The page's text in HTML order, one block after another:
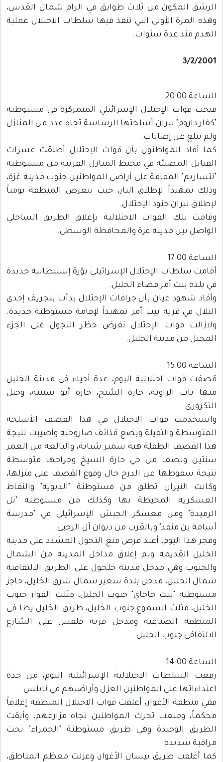
الرشق المكون من ثلاث طوابق في الرام شمال القدس،
وهذه المرة الأولى التي تنفذ فيها سلطات الاحتلال عملية
الهدم منذ عدة سنوات.
3/2/2001
الساعة 20:00
فتحت قوات الإحتلال الإسرائيلي المتمركزة في مستوطنة
"كفار داروم" نيران أسلحتها الرشاشة تجاه عدد من المنازل
ولم يبلغ عن إصابات.
كما أفاد المواطنون بأن قوات الإحتلال أطلقت عشرات
القنابل المضيئة في محيط المنازل القريبة من مستوطنة
"نتساريم" المقامة على أراضي المواطنين جنوب مدينة غزة،
وذلك تمهيداً لإطلاق النار، حيث تتعرض المنطقة يومياً
لإطلاق نيران جنود الإحتلال.
وقامت تلك القوات الاحتلالية بإغلاق الطريق الساحلي
الواصل بين مدينة غزة والمحافظة الوسطى.
الساعة 17:00
أقامت سلطات الإحتلال الإسرائيلي بؤرة إستيطانية جديدة
في بلدة بيت أمر قضاء الخليل.
وأفاد شهود عيان بأن جرافات الإحتلال بدأت بتجريف إحدى
التلال في قرية بيت أمر تمهيداً لإقامة مستوطنة جديدة.
ولازالت قوات الإحتلال تفرض حظر التجول على الجزء
المحتل من مدينة الخليل.
الساعة 15:00
قصفت قوات احتلالية اليوم، عدة أحياء في مدينة الخليل
منها باب الزاوية، حارة الشيخ، حارة أبو سنينة، وجبل
التكروري.
واستخدمت قوات الاحتلال في هذا القصف الأسلحة
المتوسطة والثقيلة وبضع قذائف صاروخية وأصيبت نتيجة
هذا القصف الطفلة هبة سمير شبانة، والبالغة من العمر
سنتين ونصف من حي حارة الشيخ وجراحها متوسطة
نتيجة سقوطها عن الدرج حال وقوع القصف على منزلها،
وكانت النيران تطلق من مستوطنة "الدبوية" والنقاط
العسكرية المحيطة بها وكذلك من مستوطنة "تل
الرميدة" ومن معسكر الجيش الإسرائيلي في "مدرسة
أسامة بن منقذ" وبالقرب من ديوان آل الرجبي.
وفجر هذا اليوم، أعيد فرض منع التجول المشدد على مدينة
الخليل القديمة وتم إغلاق مداخل المدينة من الشمال
والجنوب وهي مدخل مدينة حلحول على الطريق الالتفافية
شمال الخليل، مدخل بلدة سعير شمال شرق الخليل، حاجز
مستوطنة "بيت حاجاي" جنوب الخليل، مثلث الفوار جنوب
الخليل، مثلث السموع جنوب الخليل، طريق الخليل يطا في
المنطقة الصناعية ومدخل قرية قلقس على الشارع
الالتفافي جنوب الخليل.
الساعة 14:00
رفعت السلطات الاحتلالية الإسرائيلية اليوم، من حدة
اعتداءاتها على المواطنين العزل وأراضيهم في نابلس.
ففي منطقة الأغوار، أغلقت قوات الاحتلال المنطقة إغلاقاً
محكماً، ومنعت تحرك المواطنين تجاه مزارعهم، وأبقت
الطريق الوحيدة وهي طريق مستوطنة "الحمراء" تحت
مراقبة شديدة.
كما أغلقت طريق بيسان الأغوار، وعزلت معظم المناطق،